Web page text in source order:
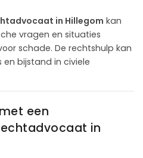
in Hillegom kan
vragen en situaties
schade. De rechtshulp kan
bijstand in civiele
een
in